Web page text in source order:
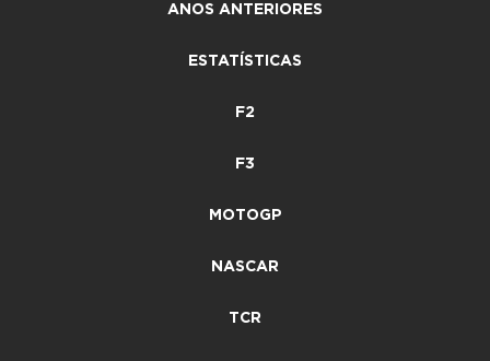
ANOS ANTERIORES
ESTATÍSTICAS
F2
F3
MOTOGP
NASCAR
TCR